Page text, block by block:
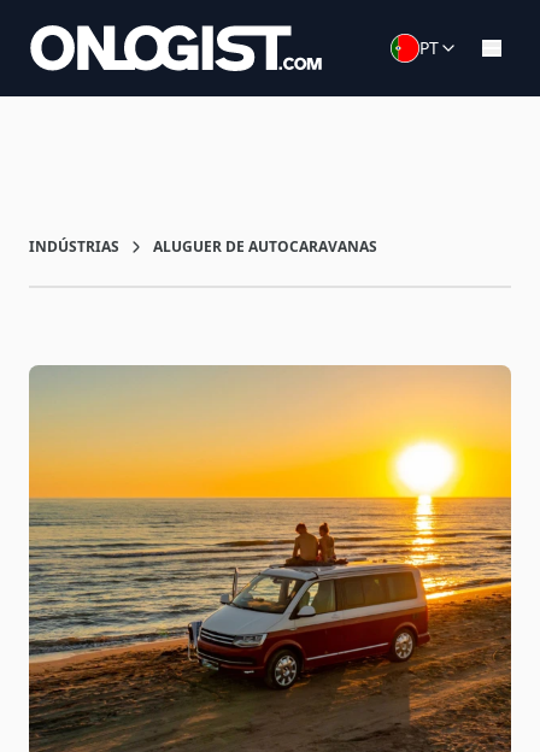
PT
INDÚSTRIAS ALUGUER DE AUTOCARAVANAS